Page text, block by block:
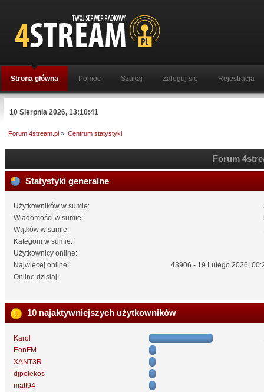
Strona główna Pomoc Szukaj Zaloguj się Rejestracja
10 Sierpnia 2026, 13:10:41
Forum 4stream.pl » Centrum statystyki
Forum
Statystyki generalne
Użytkowników w sumie:
Wiadomości w sumie:
Wątków w sumie:
Kategorii w sumie:
Użytkownicy online:
Najwięcej online:
43906 - 19 Lutego 2026,
Online dzisiaj:
10 najaktywniejszych użytkowników
Karol
EonFM
XANT3R
djpolekos
matt94